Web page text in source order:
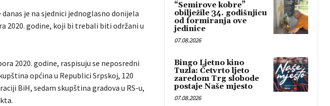
je na sjednici jednoglasno donijela
2020. godine, koji bi trebali biti održani u
2020. godine, raspisuju se neposredni
općina u Republici Srpskoj, 120
BiH, sedam skupština gradova u RS-u,
“Semirove kobre”
obilježile 34. godišnjicu
od formiranja ove
jedinice
07.08.2026
Bingo Ljetno kino
Tuzla: Četvrto ljeto
zaredom Trg slobode
postaje Naše mjesto
07.08.2026